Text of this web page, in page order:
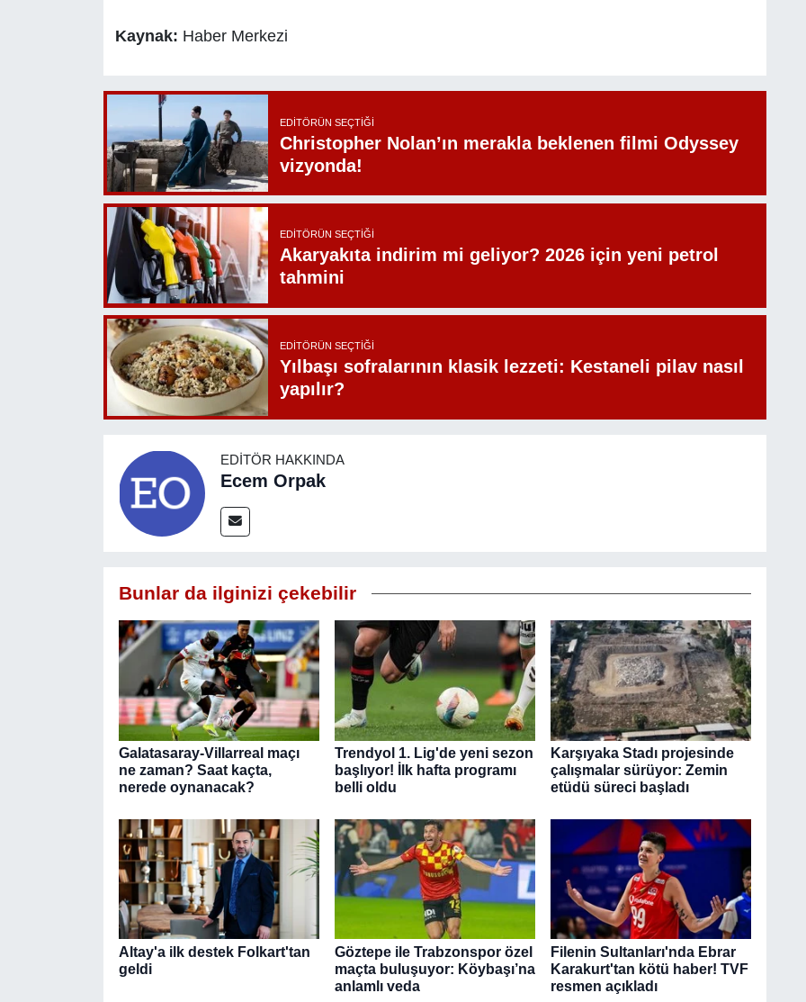
Kaynak: Haber Merkezi
EDITÖRÜN SEÇTIĞI
Christopher Nolan’ın merakla beklenen filmi Odyssey
vizyonda!
EDITÖRÜN SEÇTIĞI
Akaryakıta indirim mi geliyor? 2026 için yeni petrol
tahmini
EDITÖRÜN SEÇTIĞI
Yılbaşı sofralarının klasik lezzeti: Kestaneli pilav nasıl
yapılır?
EDITÖR HAKKINDA
Ecem Orpak
Bunlar da ilginizi çekebilir
Galatasaray-Villarreal maçı
ne zaman? Saat kaçta,
nerede oynanacak?
Trendyol 1. Lig'de yeni sezon
başlıyor! İlk hafta programı
belli oldu
Karşıyaka Stadı projesinde
çalışmalar sürüyor: Zemin
etüdü süreci başladı
Altay'a ilk destek Folkart'tan
geldi
Göztepe ile Trabzonspor özel
maçta buluşuyor: Köybaşı’na
anlamlı veda
Filenin Sultanları'nda Ebrar
Karakurt'tan kötü haber! TVF
resmen açıkladı